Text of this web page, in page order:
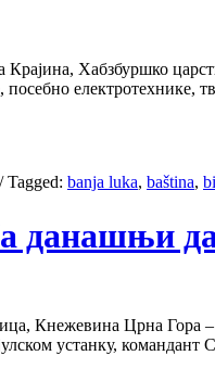
Хабзбуршко
посебно
/Tagged: banja luka, baština,
данашњи
Кнежевина Црна Гора –
устанку,